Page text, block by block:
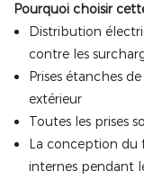
Pourquoi choisir
Distribution
contre les
Prises étanches
extérieur
Toutes les prises
La conception du
internes pendant